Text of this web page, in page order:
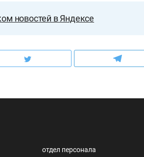
новостей в Яндексе
отдел персонала